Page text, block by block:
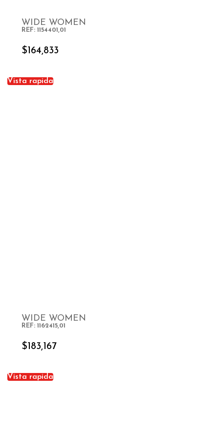
WIDE WOMEN
REF: 1154401,01
$ 164,833
Vista rapida
WIDE WOMEN
REF: 1162415,01
$ 183,167
Vista rapida